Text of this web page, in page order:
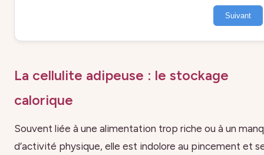
Suivant
La cellulite adipeuse : le stockage
calorique
Souvent liée à une alimentation trop riche ou à un
d’activité physique, elle est indolore au pincement et